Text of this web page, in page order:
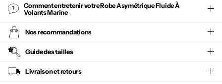
Comment entretenir votreRobe Asymétrique Fluide À
Volants Marine
Nos recommandations
Guide des tailles
Livraison et retours